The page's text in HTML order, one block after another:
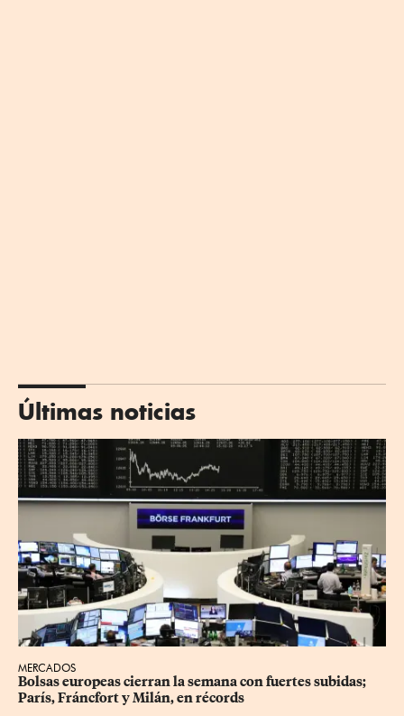
Últimas noticias
MERCADOS
Bolsas europeas cierran la semana con fuertes subidas;
París, Fráncfort y Milán, en récords